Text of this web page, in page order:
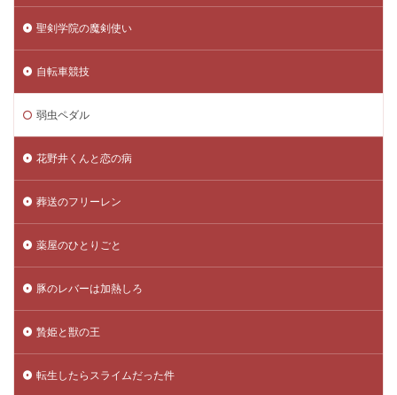
聖剣学院の魔剣使い
自転車競技
弱虫ペダル
花野井くんと恋の病
葬送のフリーレン
薬屋のひとりごと
豚のレバーは加熱しろ
贄姫と獣の王
転生したらスライムだった件